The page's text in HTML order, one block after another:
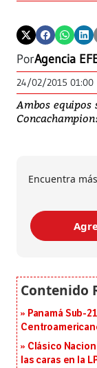
PorAgencia
24/02/2015 01:00
Ambos equipos
Encuentra
Panamá Sub-
Clásico
las caras en la